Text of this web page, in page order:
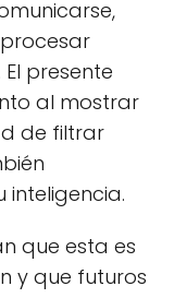
presente
al mostrar
de filtrar
inteligencia.
que esta es
y que futuros